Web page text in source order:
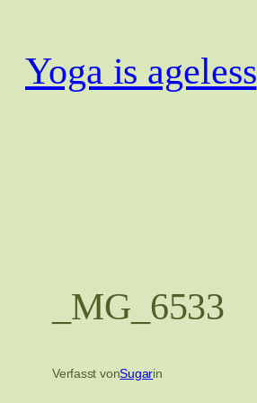
springen
Yoga is ageless
_MG_6533
Verfasst vonSugarin